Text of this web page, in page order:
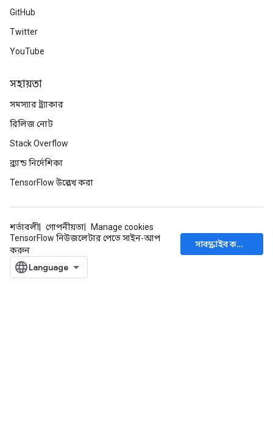
GitHub
Twitter
YouTube
সহায়তা
সমস্যার ট্র্যাকার
রিলিজ নোট
Stack Overflow
ব্র্যান্ড নির্দেশিকা
TensorFlow উল্লেখ করা
শর্তাবলী গোপনীয়তা
Manage cookies
TensorFlow নিউজলেটার পেতে সাইন-আপ
করুন
সাবস্ক্রাইব করুন